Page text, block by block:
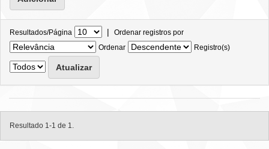
Resultados/Página | Ordenar registros por
Ordenar
Registro(s)
Resultado 1-1 de 1.